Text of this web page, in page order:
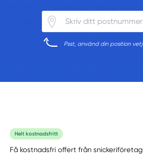
Psst, använd din position
Helt kostnadsfritt
Få kostnadsfri offert från